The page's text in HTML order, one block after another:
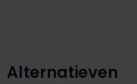
Productgalerij overslaan
Alternatieven